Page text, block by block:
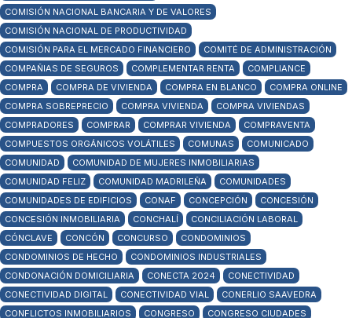
COMISIÓN NACIONAL BANCARIA Y DE VALORES
COMISIÓN NACIONAL DE PRODUCTIVIDAD
COMISIÓN PARA EL MERCADO FINANCIERO
COMITÉ DE ADMINISTRACIÓN
COMPAÑIAS DE SEGUROS
COMPLEMENTAR RENTA
COMPLIANCE
COMPRA
COMPRA DE VIVIENDA COMPRA EN BLANCO
COMPRA ONLINE
COMPRA SOBREPRECIO
COMPRA VIVIENDA
COMPRA VIVIENDAS
COMPRADORES
COMPRAR COMPRAR VIVIENDA
COMPRAVENTA
COMPUESTOS ORGÁNICOS VOLÁTILES
COMUNAS
COMUNICADO
COMUNIDAD
COMUNIDAD DE MUJERES INMOBILIARIAS
COMUNIDAD FELIZ
COMUNIDAD MADRILEÑA
COMUNIDADES
COMUNIDADES DE EDIFICIOS
CONAF CONCEPCIÓN
CONCESIÓN
CONCESIÓN INMOBILIARIA
CONCHALÍ
CONCILIACIÓN LABORAL
CÓNCLAVE
CONCÓN CONCURSO
CONDOMINIOS
CONDOMINIOS DE HECHO
CONDOMINIOS INDUSTRIALES
CONDONACIÓN DOMICILIARIA
CONECTA 2024
CONECTIVIDAD
CONECTIVIDAD DIGITAL
CONECTIVIDAD VIAL
CONERLIO SAAVEDRA
CONFLICTOS INMOBILIARIOS
CONGRESO
CONGRESO CIUDADES